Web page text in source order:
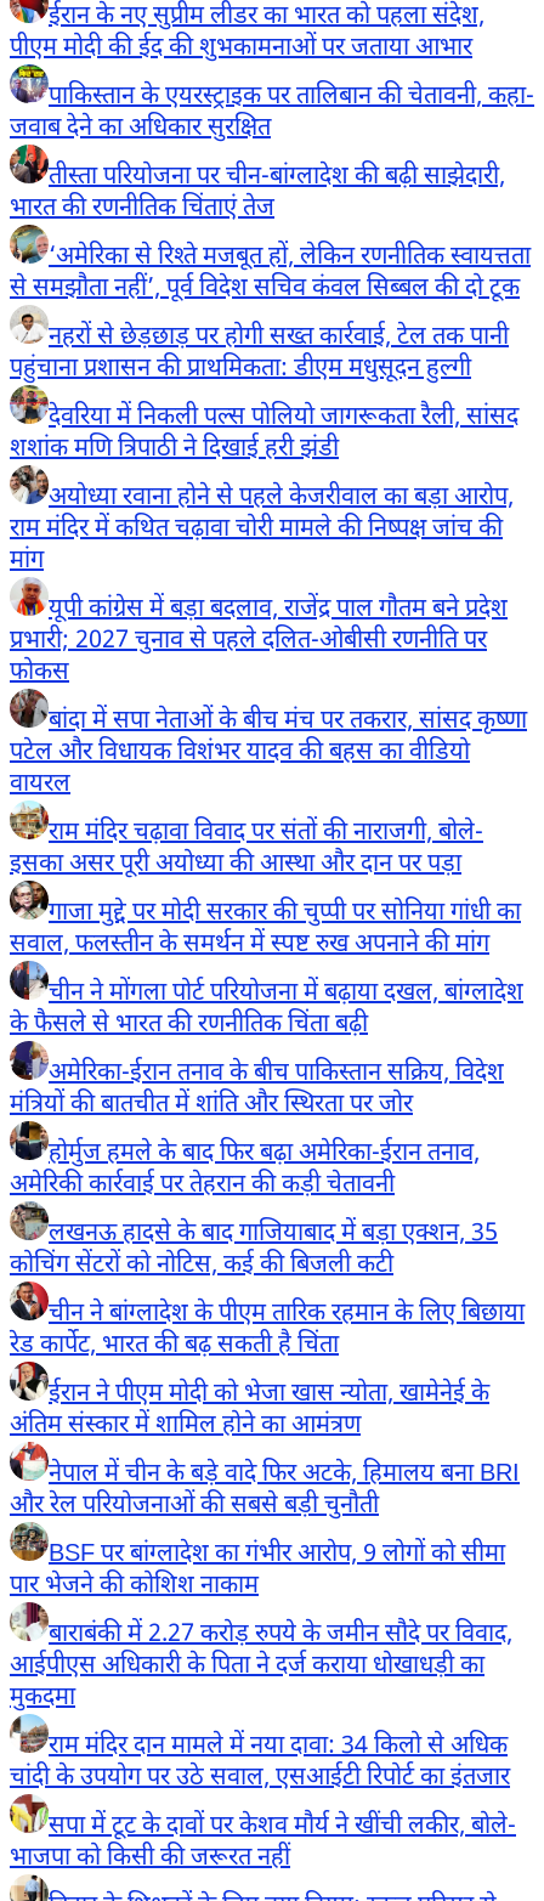
ईरान के नए सुप्रीम लीडर का भारत को पहला संदेश,
पीएम मोदी की ईद की शुभकामनाओं पर जताया आभार
पाकिस्तान के एयरस्ट्राइक पर तालिबान की चेतावनी, कहा-
जवाब देने का अधिकार सुरक्षित
तीस्ता परियोजना पर चीन-बांग्लादेश की बढ़ी साझेदारी,
भारत की रणनीतिक चिंताएं तेज
‘अमेरिका से रिश्ते मजबूत हों, लेकिन रणनीतिक स्वायत्तता
से समझौता नहीं’, पूर्व विदेश सचिव कंवल सिब्बल की दो टूक
नहरों से छेड़छाड़ पर होगी सख्त कार्रवाई, टेल तक पानी
पहुंचाना प्रशासन की प्राथमिकता: डीएम मधुसूदन हुल्गी
देवरिया में निकली पल्स पोलियो जागरूकता रैली, सांसद
शशांक मणि त्रिपाठी ने दिखाई हरी झंडी
अयोध्या रवाना होने से पहले केजरीवाल का बड़ा आरोप,
राम मंदिर में कथित चढ़ावा चोरी मामले की निष्पक्ष जांच की
मांग
यूपी कांग्रेस में बड़ा बदलाव, राजेंद्र पाल गौतम बने प्रदेश
प्रभारी; 2027 चुनाव से पहले दलित-ओबीसी रणनीति पर
फोकस
बांदा में सपा नेताओं के बीच मंच पर तकरार, सांसद कृष्णा
पटेल और विधायक विशंभर यादव की बहस का वीडियो
वायरल
राम मंदिर चढ़ावा विवाद पर संतों की नाराजगी, बोले-
इसका असर पूरी अयोध्या की आस्था और दान पर पड़ा
गाजा मुद्दे पर मोदी सरकार की चुप्पी पर सोनिया गांधी का
सवाल, फलस्तीन के समर्थन में स्पष्ट रुख अपनाने की मांग
चीन ने मोंगला पोर्ट परियोजना में बढ़ाया दखल, बांग्लादेश
के फैसले से भारत की रणनीतिक चिंता बढ़ी
अमेरिका-ईरान तनाव के बीच पाकिस्तान सक्रिय, विदेश
मंत्रियों की बातचीत में शांति और स्थिरता पर जोर
होर्मुज हमले के बाद फिर बढ़ा अमेरिका-ईरान तनाव,
अमेरिकी कार्रवाई पर तेहरान की कड़ी चेतावनी
लखनऊ हादसे के बाद गाजियाबाद में बड़ा एक्शन, 35
कोचिंग सेंटरों को नोटिस, कई की बिजली कटी
चीन ने बांग्लादेश के पीएम तारिक रहमान के लिए बिछाया
रेड कार्पेट, भारत की बढ़ सकती है चिंता
ईरान ने पीएम मोदी को भेजा खास न्योता, खामेनेई के
अंतिम संस्कार में शामिल होने का आमंत्रण
नेपाल में चीन के बड़े वादे फिर अटके, हिमालय बना BRI
और रेल परियोजनाओं की सबसे बड़ी चुनौती
BSF पर बांग्लादेश का गंभीर आरोप, 9 लोगों को सीमा
पार भेजने की कोशिश नाकाम
बाराबंकी में 2.27 करोड़ रुपये के जमीन सौदे पर विवाद,
आईपीएस अधिकारी के पिता ने दर्ज कराया धोखाधड़ी का
मुकदमा
राम मंदिर दान मामले में नया दावा: 34 किलो से अधिक
चांदी के उपयोग पर उठे सवाल, एसआईटी रिपोर्ट का इंतजार
सपा में टूट के दावों पर केशव मौर्य ने खींची लकीर, बोले-
भाजपा को किसी की जरूरत नहीं